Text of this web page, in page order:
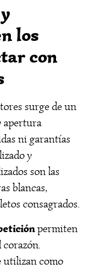
los
con
surge de un
apertura
ni garantías
y
son las
blancas,
consagrados.
permiten
utilizan como